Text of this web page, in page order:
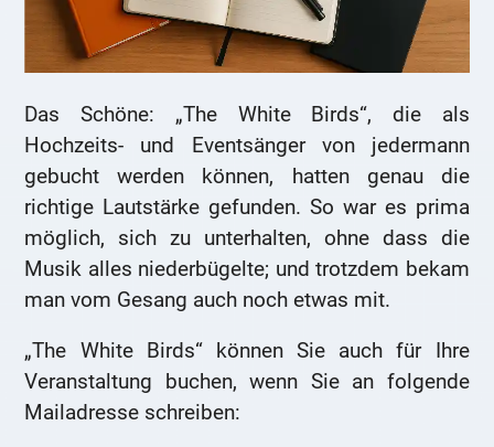
Das Schöne: „The White Birds“, die als
Hochzeits- und Eventsänger von jedermann
gebucht werden können, hatten genau die
richtige Lautstärke gefunden. So war es prima
möglich, sich zu unterhalten, ohne dass die
Musik alles niederbügelte; und trotzdem bekam
man vom Gesang auch noch etwas mit.
„The White Birds“ können Sie auch für Ihre
Veranstaltung buchen, wenn Sie an folgende
Mailadresse schreiben: